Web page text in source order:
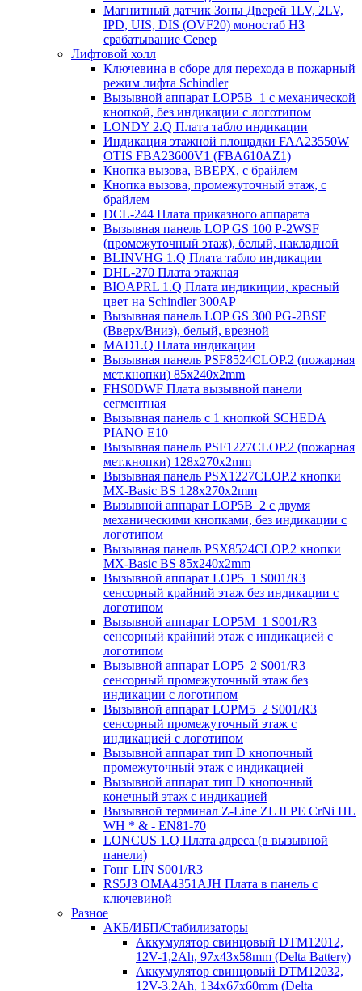
Магнитный датчик Зоны Дверей 1LV, 2LV,
IPD, UIS, DIS (OVF20) моностаб НЗ
срабатывание Cевер
Лифтовой холл
Ключевина в сборе для перехода в пожарный
режим лифта Schindler
Вызывной аппарат LOP5B_1 с механической
кнопкой, без индикации с логотипом
LONDY 2.Q Плата табло индикации
Индикация этажной площадки FAA23550W
OTIS FBA23600V1 (FBA610AZ1)
Кнопка вызова, ВВЕРХ, с брайлем
Кнопка вызова, промежуточный этаж, с
брайлем
DCL-244 Плата приказного аппарата
Вызывная панель LOP GS 100 P-2WSF
(промежуточный этаж), белый, накладной
BLINVHG 1.Q Плата табло индикации
DHL-270 Плата этажная
BIOAPRL 1.Q Плата индикиции, красный
цвет на Schindler 300AP
Вызывная панель LOP GS 300 PG-2BSF
(Вверх/Вниз), белый, врезной
MAD1.Q Плата индикации
Вызывная панель PSF8524CLOP.2 (пожарная
мет.кнопки) 85х240х2mm
FHS0DWF Плата вызывной панели
сегментная
Вызывная панель с 1 кнопкой SCHEDA
PIANO E10
Вызывная панель PSF1227CLOP.2 (пожарная
мет.кнопки) 128х270х2mm
Вызывная панель PSX1227CLOP.2 кнопки
MX-Basic BS 128х270х2mm
Вызывной аппарат LOP5B_2 с двумя
механическими кнопками, без индикации с
логотипом
Вызывная панель PSX8524CLOP.2 кнопки
MX-Basic BS 85х240х2mm
Вызывной аппарат LOP5_1 S001/R3
сенсорный крайний этаж без индикации с
логотипом
Вызывной аппарат LOP5M_1 S001/R3
сенсорный крайний этаж с индикацией с
логотипом
Вызывной аппарат LOP5_2 S001/R3
сенсорный промежуточный этаж без
индикации с логотипом
Вызывной аппарат LOPM5_2 S001/R3
сенсорный промежуточный этаж с
индикацией с логотипом
Вызывной аппарат тип D кнопочный
промежуточный этаж с индикацией
Вызывной аппарат тип D кнопочный
конечный этаж с индикацией
Вызывной терминал Z-Line ZL II PE CrNi HL
WH * & - EN81-70
LONCUS 1.Q Плата адреса (в вызывной
панели)
Гонг LIN S001/R3
RS5J3 OMA4351AJH Плата в панель с
ключевиной
Разное
АКБ/ИБП/Стабилизаторы
Аккумулятор свинцовый DTM12012,
12V-1,2Ah, 97х43х58mm (Delta Battery)
Аккумулятор свинцовый DTM12032,
12V-3.2Ah, 134x67x60mm (Delta